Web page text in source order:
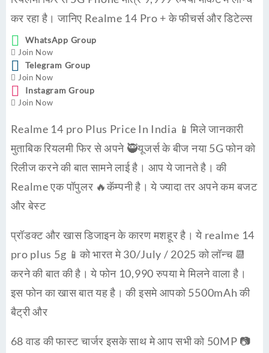
कर रहा है। जानिए Realme 14 Pro + के फीचर्स और डिटेल्स
WhatsApp Group
Join Now
Telegram Group
Join Now
Instagram Group
Join Now
Realme 14 pro Plus Price In India 📱मिले जानकारी
मुताबिक रियलमी फिर से अपने 🥷यूजर्स के बीज नया 5G फोन को
रिलीज करने की बात सामने लाई है। आप ये जानते है। की
Realme एक पॉपुलर 🔥कॅम्पनी है। ये ज्यादा तर अपने कम बजट
और बेस्ट
प्रॉडक्ट और खास डिजाइन के कारण मशहूर है। ये realme 14
pro plus 5g 📱को भारत मे 30/July / 2025 को लॉन्च 📆
करने की बात की है। ये फोन 10,990 रुपया मे मिलने वाला है।
इस फोन का खास बात यह है। की इसमे आपको 5500mAh की
बैट्री और
68 वाड की फास्ट चार्जर इसके साथ मे आप सभी को 50MP 📷